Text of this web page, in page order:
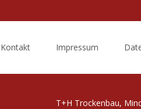
Kontakt Impressum
T+H Trockenbau,